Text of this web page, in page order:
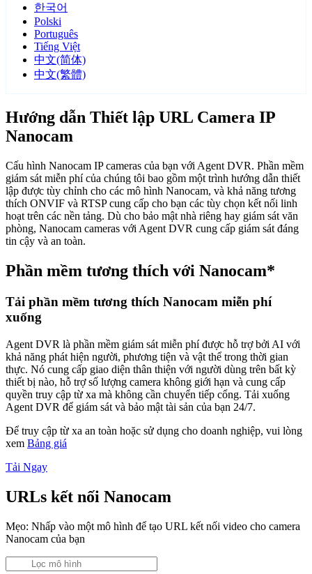
한국어
Polski
Português
Tiếng Việt
中文(简体)
中文(繁體)
Hướng dẫn Thiết lập URL Camera IP
Nanocam
Cấu hình Nanocam IP cameras của bạn với Agent DVR. Phần mềm
giám sát miễn phí của chúng tôi bao gồm một trình hướng dẫn thiết
lập được tùy chỉnh cho các mô hình Nanocam, và khả năng tương
thích ONVIF và RTSP cung cấp cho bạn các tùy chọn kết nối linh
hoạt trên các nền tảng. Dù cho bảo mật nhà riêng hay giám sát văn
phòng, Nanocam cameras với Agent DVR cung cấp giám sát đáng
tin cậy và an toàn.
Phần mềm tương thích với Nanocam*
Tải phần mềm tương thích Nanocam miễn phí
xuống
Agent DVR là phần mềm giám sát miễn phí được hỗ trợ bởi AI với
khả năng phát hiện người, phương tiện và vật thể trong thời gian
thực. Nó cung cấp giao diện thân thiện với người dùng trên bất kỳ
thiết bị nào, hỗ trợ số lượng camera không giới hạn và cung cấp
quyền truy cập từ xa mà không cần chuyển tiếp cổng. Tải xuống
Agent DVR để giám sát và bảo mật tài sản của bạn 24/7.
Để truy cập từ xa an toàn hoặc sử dụng cho doanh nghiệp, vui lòng
xem Bảng giá
Tải Ngay
URLs kết nối Nanocam
Mẹo: Nhấp vào một mô hình để tạo URL kết nối video cho camera
Nanocam của bạn